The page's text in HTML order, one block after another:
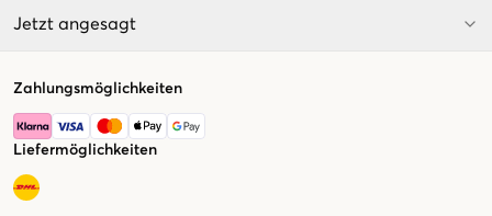
Jetzt angesagt
Zahlungsmöglichkeiten
Liefermöglichkeiten